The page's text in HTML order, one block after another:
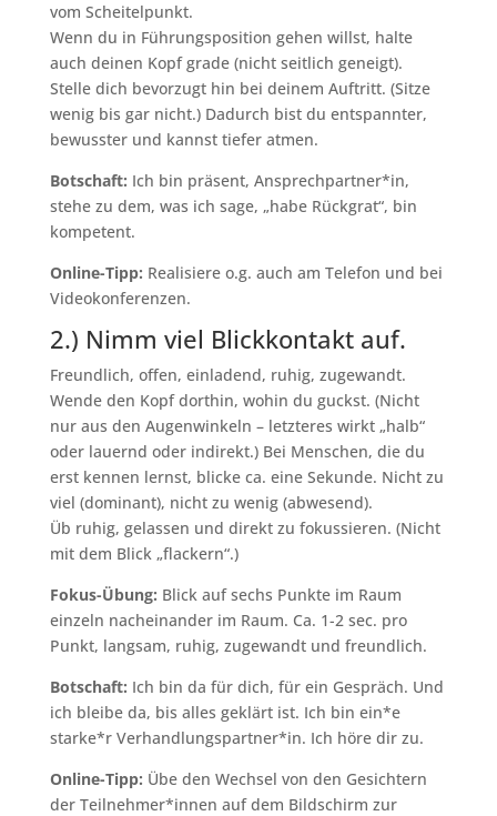
vom Scheitelpunkt.
Wenn du in Führungsposition gehen willst, halte
auch deinen Kopf grade (nicht seitlich geneigt).
Stelle dich bevorzugt hin bei deinem Auftritt. (Sitze
wenig bis gar nicht.) Dadurch bist du entspannter,
bewusster und kannst tiefer atmen.
Botschaft: Ich bin präsent, Ansprechpartner*in,
stehe zu dem, was ich sage, „habe Rückgrat“, bin
kompetent.
Online-Tipp: Realisiere o.g. auch am Telefon und bei
Videokonferenzen.
2.) Nimm viel Blickkontakt auf.
Freundlich, offen, einladend, ruhig, zugewandt.
Wende den Kopf dorthin, wohin du guckst. (Nicht
nur aus den Augenwinkeln – letzteres wirkt „halb“
oder lauernd oder indirekt.) Bei Menschen, die du
erst kennen lernst, blicke ca. eine Sekunde. Nicht zu
viel (dominant), nicht zu wenig (abwesend).
Üb ruhig, gelassen und direkt zu fokussieren. (Nicht
mit dem Blick „flackern“.)
Fokus-Übung: Blick auf sechs Punkte im Raum
einzeln nacheinander im Raum. Ca. 1-2 sec. pro
Punkt, langsam, ruhig, zugewandt und freundlich.
Botschaft: Ich bin da für dich, für ein Gespräch. Und
ich bleibe da, bis alles geklärt ist. Ich bin ein*e
starke*r Verhandlungspartner*in. Ich höre dir zu.
Online-Tipp: Übe den Wechsel von den Gesichtern
der Teilnehmer*innen auf dem Bildschirm zur